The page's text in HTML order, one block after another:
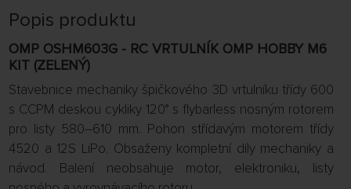
Popis produktu
OMP OSHM603G - RC VRTULNÍK OMP HOBBY M6
KIT (ZELENÝ)
Stavebnice mechaniky špičkového 3D vrtulníku třídy 600
s CCPM deskou cykliky 120° s flybarless nosným rotorem
pro listy 580–610 mm. Pohon střídavým motorem třídy
4520 a 12S LiPo. Obsaženy kompletní díly mechaniky a
návod. Balení neobsahuje motor, elektroniku, listy